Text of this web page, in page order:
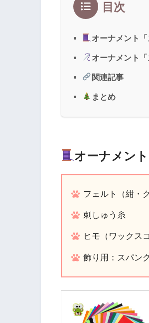
目次
オーナメント
オーナメント
関連記事
まとめ
オーナメン
フェルト（紺・
刺しゅう糸
ヒモ（ワックス
飾り用：スパン